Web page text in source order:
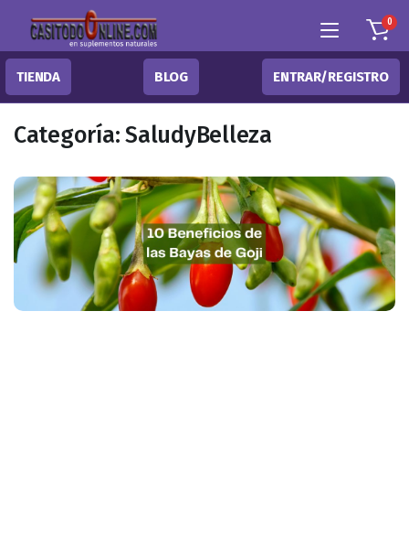
0
TIENDA BLOG ENTRAR/REGISTRO
Categoría:SaludyBelleza